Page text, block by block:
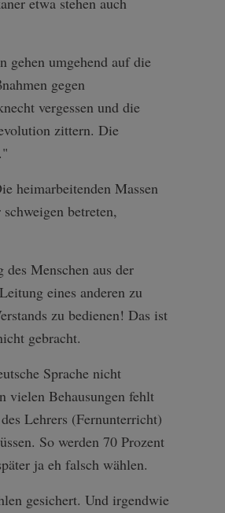
gehen umgehend auf die
gegen
vergessen und die
zittern. Die
heimarbeitenden Massen
betreten,
Menschen aus der
eines anderen zu
zu bedienen! Das ist
gebracht.
Sprache nicht
vielen Behausungen fehlt
Lehrers (Fernunterricht)
So werden 70 Prozent
ja eh falsch wählen.
gesichert. Und irgendwie